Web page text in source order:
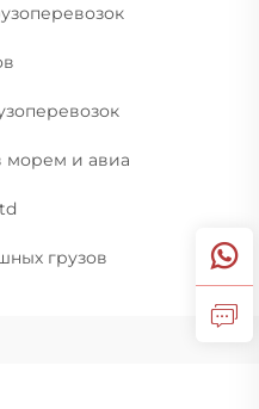
морем и авиа
грузов